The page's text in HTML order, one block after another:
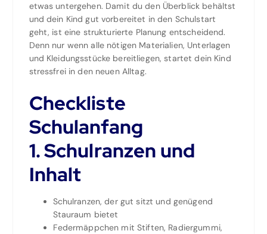
etwas untergehen. Damit du den Überblick behältst
und dein Kind gut vorbereitet in den Schulstart
geht, ist eine strukturierte Planung entscheidend.
Denn nur wenn alle nötigen Materialien, Unterlagen
und Kleidungsstücke bereitliegen, startet dein Kind
stressfrei in den neuen Alltag.
Checkliste
Schulanfang
1. Schulranzen und
Inhalt
Schulranzen, der gut sitzt und genügend
Stauraum bietet
Federmäppchen mit Stiften, Radiergummi,